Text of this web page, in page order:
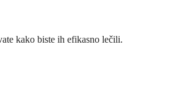
kako biste ih efikasno lečili.